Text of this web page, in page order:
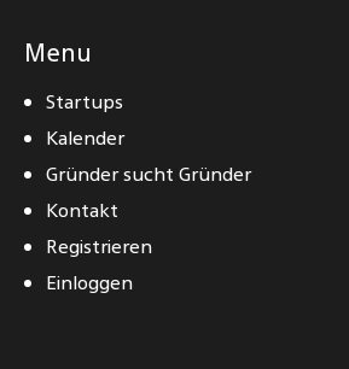
Menu
Startups
Kalender
Gründer sucht Gründer
Kontakt
Registrieren
Einloggen